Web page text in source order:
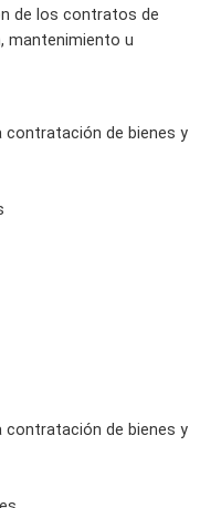
de los contratos de
mantenimiento u
contratación de bienes y
contratación de bienes y